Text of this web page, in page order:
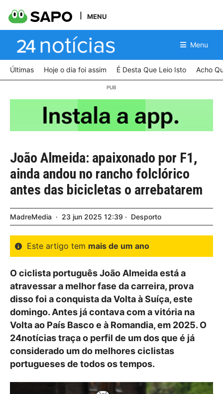
MENU
Menu
Últimas Hoje o dia foi assim É Desta Que Leio Isto Acho
João Almeida: apaixonado por F1,
ainda andou no rancho folclórico
antes das bicicletas o arrebatarem
MadreMedia 23 jun 2025 12:39 Desporto
Este artigo tem mais de um ano
O ciclista português João Almeida está a
atravessar a melhor fase da carreira, prova
disso foi a conquista da Volta à Suíça, este
domingo. Antes já contava com a vitória na
Volta ao País Basco e à Romandia, em 2025. O
24notícias traça o perfil de um dos que é já
considerado um do melhores ciclistas
portugueses de todos os tempos.